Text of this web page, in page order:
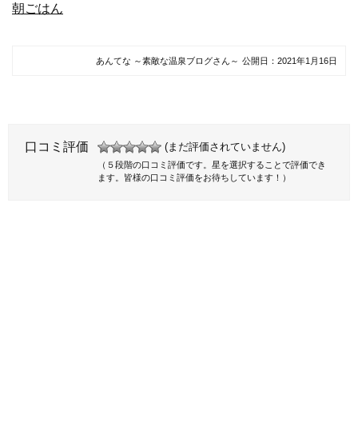
朝ごはん
あんてな ～素敵な温泉ブログさん～ 公開日： 2021年1月16日
口コミ評価 (まだ評価されていません)
（５段階の口コミ評価です。星を選択することで評価でき
ます。皆様の口コミ評価をお待ちしています！）